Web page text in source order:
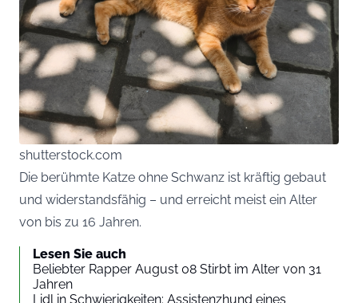
shutterstock.com
Die berühmte Katze ohne Schwanz ist kräftig gebaut
und widerstandsfähig – und erreicht meist ein Alter
von bis zu 16 Jahren.
Lesen Sie auch
Beliebter Rapper August 08 Stirbt im Alter von 31
Jahren
Lidl in Schwierigkeiten: Assistenzhund eines